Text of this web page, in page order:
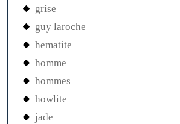
grise
guy laroche
hematite
homme
hommes
howlite
jade